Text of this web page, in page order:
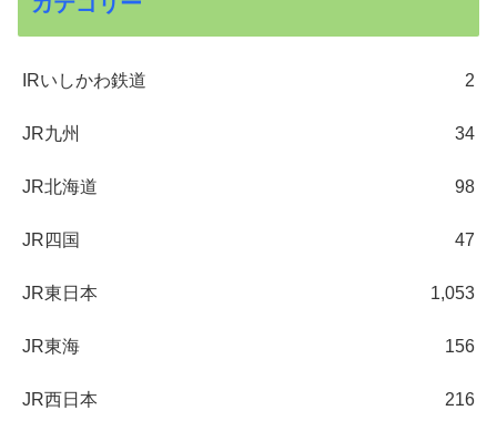
IRいしかわ鉄道 2
JR九州 34
JR北海道 98
JR四国 47
JR東日本 1,053
JR東海 156
JR西日本 216